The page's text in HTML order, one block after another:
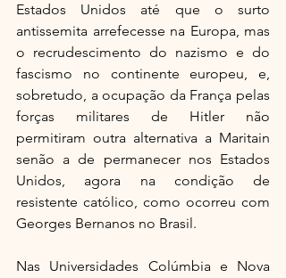
Estados Unidos até que o surto
antissemita arrefecesse na Europa, mas
o recrudescimento do nazismo e do
fascismo no continente europeu, e,
sobretudo, a ocupação da França pelas
forças militares de Hitler não
permitiram outra alternativa a Maritain
senão a de permanecer nos Estados
Unidos, agora na condição de
resistente católico, como ocorreu com
Georges Bernanos no Brasil.
Nas Universidades Colúmbia e Nova